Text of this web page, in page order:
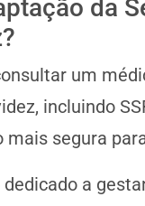
da
um
incluindo
segura
a